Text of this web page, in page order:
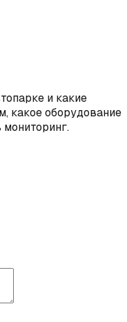
и какие
какое оборудование